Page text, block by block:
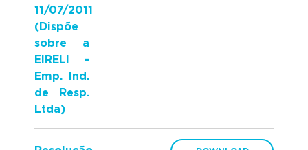
11/07/2011
(Dispõe
sobre a
EIRELI -
Emp. Ind.
de Resp.
Ltda)